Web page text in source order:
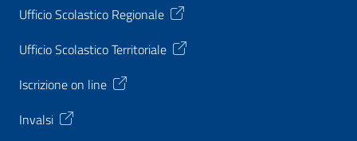
Ufficio Scolastico Regionale
Ufficio Scolastico Territoriale
Iscrizione on line
Invalsi